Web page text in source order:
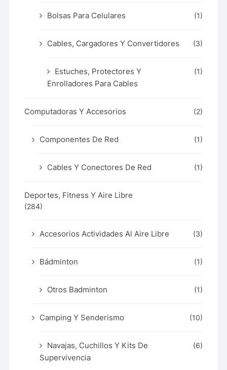
Bolsas Para Celulares (1)
Cables, Cargadores Y Convertidores (3)
Estuches, Protectores Y
Enrolladores Para Cables
(1)
Computadoras Y Accesorios (2)
Componentes De Red (1)
Cables Y Conectores De Red (1)
Deportes, Fitness Y Aire Libre
(284)
Accesorios Actividades Al Aire Libre (3)
Bádminton (1)
Otros Badminton (1)
Camping Y Senderismo (10)
Navajas, Cuchillos Y Kits De
Supervivencia
(6)